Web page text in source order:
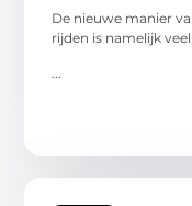
De nieuwe manier
rijden is namelijk
...